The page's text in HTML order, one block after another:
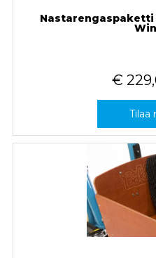
Nastarengaspaketti
€
Tilaa